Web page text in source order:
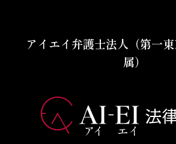
アイエイ弁護士法人（第一
属）